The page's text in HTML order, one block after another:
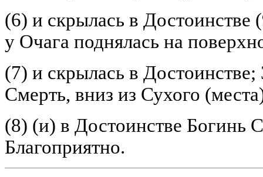
(6) и скрылась в Достоинстве
у Очага поднялась на
(7) и скрылась в
Смерть, вниз из Сухого
(8) (и) в Достоинстве Богинь
Благоприятно.